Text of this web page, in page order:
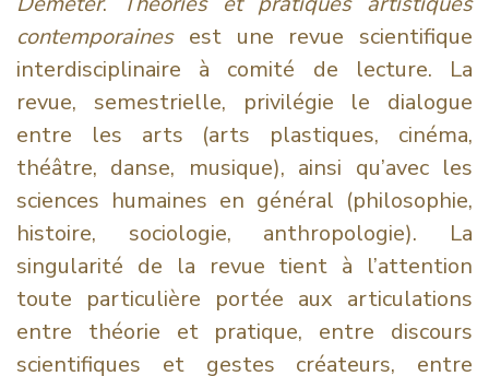
contemporainesest une revue scientifique
interdisciplinaire à comité de lecture. La
revue, semestrielle, privilégie le dialogue
entre les arts (arts plastiques, cinéma,
théâtre, danse, musique), ainsi qu’avec les
sciences humaines en général (philosophie,
histoire, sociologie, anthropologie). La
singularité de la revue tient à l’attention
toute particulière portée aux articulations
entre théorie et pratique, entre discours
scientifiques et gestes créateurs, entre